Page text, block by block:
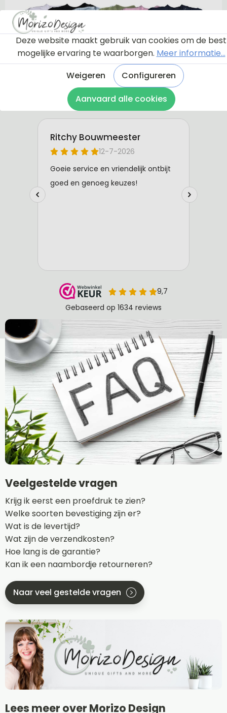
Veelgestelde vragen
Krijg ik eerst een proefdruk te zien?
Welke soorten bevestiging zijn er?
Wat is de levertijd?
Wat zijn de verzendkosten?
Hoe lang is de garantie?
Kan ik een naambordje retourneren?
Naar veel gestelde vragen
Lees meer over Morizo Design
Deze website maakt gebruik van cookies om de best
mogelijke ervaring te waarborgen. Meer informatie...
Weigeren
Configureren
Aanvaard alle cookies